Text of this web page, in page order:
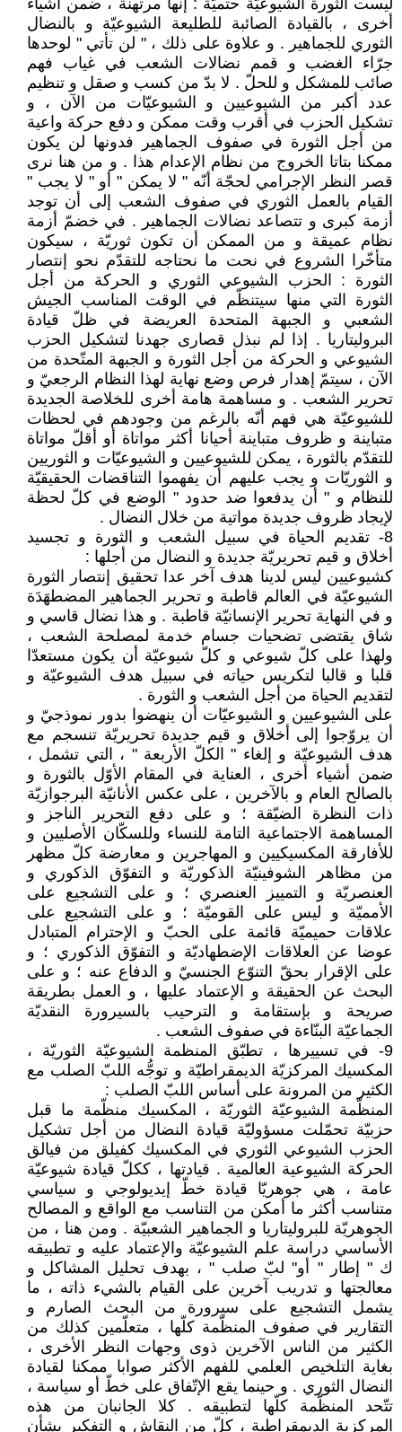
ليست الثورة الشيوعيّة حتميّة : إنّها مرتهنة ، ضمن أشياء
أخرى ، بالقيادة الصائبة للطليعة الشيوعيّة و بالنضال
الثوري للجماهير . و علاوة على ذلك ، " لن تأتي " لوحدها
جرّاء الغضب و قمم نضالات الشعب في غياب فهم
صائب للمشكل و للحلّ . لا بدّ من كسب و صقل و تنظيم
عدد أكبر من الشيوعيين و الشيوعيّات من الآن ، و
تشكيل الحزب في أقرب وقت ممكن و دفع حركة واعية
من أجل الثورة في صفوف الجماهير فدونها لن يكون
ممكنا بتاتا الخروج من نظام الإعدام هذا . و من هنا نرى
قصر النظر الإجرامي لحجّة أنّه " لا يمكن " أو " لا يجب "
القيام بالعمل الثوري في صفوف الشعب إلى أن توجد
أزمة كبرى و تتصاعد نضالات الجماهير . في خضمّ أزمة
نظام عميقة و من الممكن أن تكون ثوريّة ، سيكون
متأخّرا الشروع في نحت ما نحتاجه للتقدّم نحو إنتصار
الثورة : الحزب الشيوعي الثوري و الحركة من أجل
الثورة التي منها سيتنظّم في الوقت المناسب الجيش
الشعبي و الجبهة المتحدة العريضة في ظلّ قيادة
البروليتاريا . إذا لم نبذل قصارى جهدنا لتشكيل الحزب
الشيوعي و الحركة من أجل الثورة و الجبهة المتّحدة من
الآن ، سيتمّ إهدار فرص وضع نهاية لهذا النظام الرجعيّ و
تحرير الشعب . و مساهمة هامة أخرى للخلاصة الجديدة
للشيوعيّة هي فهم أنّه بالرغم من وجودهم في لحظات
متباينة و ظروف متباينة أحيانا أكثر مواتاة أو أقلّ مواتاة
للتقدّم بالثورة ، يمكن للشيوعيين و الشيوعيّات و الثوريين
و الثوريّات و يجب عليهم أن يفهموا التناقضات الحقيقيّة
للنظام و " أن يدفعوا ضد حدود " الوضع في كلّ لحظة
لإيجاد ظروف جديدة مواتية من خلال النضال .
8- تقديم الحياة في سبيل الشعب و الثورة و تجسيد
أخلاق و قيم تحريريّة جديدة و النضال من أجلها :
كشيوعيين ليس لدينا هدف آخر عدا تحقيق إنتصار الثورة
الشيوعيّة في العالم قاطبة و تحرير الجماهير المضطهَدَة
و في النهاية تحرير الإنسانيّة قاطبة . و هذا نضال قاسي و
شاق يقتضى تضحيات جسام خدمة لمصلحة الشعب ،
ولهذا على كلّ شيوعي و كلّ شيوعيّة أن يكون مستعدّا
قلبا و قالبا لتكريس حياته في سبيل هدف الشيوعيّة و
لتقديم الحياة من أجل الشعب و الثورة .
على الشيوعيين و الشيوعيّات أن ينهضوا بدور نموذجيّ و
أن يروّجوا إلى أخلاق و قيم جديدة تحريريّة تنسجم مع
هدف الشيوعيّة و إلغاء " الكلّ الأربعة " ، التي تشمل ،
ضمن أشياء أخرى ، العناية في المقام الأوّل بالثورة و
بالصالح العام و بالآخرين ، على عكس الأنانيّة البرجوازيّة
ذات النظرة الضيّقة ؛ و على دفع التحرير الناجز و
المساهمة الاجتماعية التامة للنساء وللسكّان الأصليين و
للأفارقة المكسيكيين و المهاجرين و معارضة كلّ مظهر
من مظاهر الشوفينيّة الذكوريّة و التفوّق الذكوري و
العنصريّة و التمييز العنصري ؛ و على التشجيع على
الأمميّة و ليس على القوميّة ؛ و على التشجيع على
علاقات حميميّة قائمة على الحبّ و الإحترام المتبادل
عوضا عن العلاقات الإضطهاديّة و التفوّق الذكوري ؛ و
على الإقرار بحقّ التنوّع الجنسيّ و الدفاع عنه ؛ و على
البحث عن الحقيقة و الإعتماد عليها ، و العمل بطريقة
صريحة و بإستقامة و الترحيب بالسيرورة النقديّة
الجماعيّة البنّاءة في صفوف الشعب .
9- في تسييرها ، تطبّق المنظمة الشيوعيّة الثوريّة ،
المكسيك المركزيّة الديمقراطيّة و توجُّه اللبّ الصلب مع
الكثير من المرونة على أساس اللبّ الصلب :
المنظّمة الشيوعيّة الثوريّة ، المكسيك منظّمة ما قبل
حزبيّة تحمّلت مسؤوليّة قيادة النضال من أجل تشكيل
الحزب الشيوعي الثوري في المكسيك كفيلق من فيالق
الحركة الشيوعية العالمية . قيادتها ، ككلّ قيادة شيوعيّة
عامة ، هي جوهريّا قيادة خطّ إيديولوجي و سياسي
متناسب أكثر ما أمكن من التناسب مع الواقع و المصالح
الجوهريّة للبروليتاريا و الجماهير الشعبيّة . ومن هنا ، من
الأساسي دراسة علم الشيوعيّة والإعتماد عليه و تطبيقه
ك " إطار " أو" لبّ صلب " ، بهدف تحليل المشاكل و
معالجتها و تدريب آخرين على القيام بالشيء ذاته ، ما
يشمل التشجيع على سيرورة من البحث الصارم و
التقارير في صفوف المنظّمة كلّها ، متعلّمين كذلك من
الكثير من الناس الآخرين ذوى وجهات النظر الأخرى ،
بغاية التلخيص العلمي للفهم الأكثر صوابا ممكنا لقيادة
النضال الثوري . و حينما يقع الإتّفاق على خطّ أو سياسة ،
تتّحد المنظّمة كلّها لتطبيقه . كلا الجانبان من هذه
المركزية الديمقراطية ، كلّ من النقاش و التفكير بشأن